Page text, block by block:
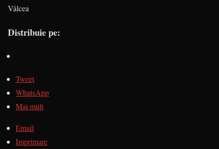
Vâlcea
Distribuie pe:
Tweet
WhatsApp
Mai mult
Email
Imprimare